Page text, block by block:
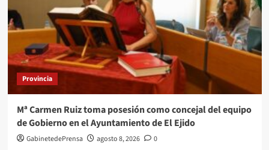
Provincia
Mª Carmen Ruiz toma posesión como concejal del equipo
de Gobierno en el Ayuntamiento de El Ejido
GabinetedePrensa agosto 8, 2026 0